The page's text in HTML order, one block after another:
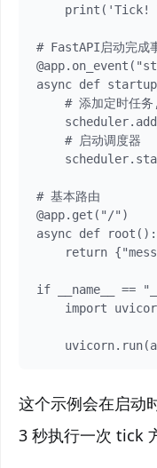
print('Tick!
# FastAPI启动完成
async def
# 添加定时任
    # 启动调度器
# 基本路由
@app.get("/")
async def root():
return
if __name__ ==
import
这个示例会在启动
3 秒执行一次 tick